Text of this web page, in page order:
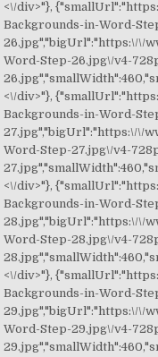
<\/div>"},
Backgrounds-in-Word-
26.jpg","bigUrl":"https:\/\/
Word-Step-26.jpg\/v4-
<\/div>"},
Backgrounds-in-Word-
27.jpg","bigUrl":"https:\/\/
Word-Step-27.jpg\/v4-
<\/div>"},
Backgrounds-in-Word-
28.jpg","bigUrl":"https:\/\/
Word-Step-28.jpg\/v4-
<\/div>"},
Backgrounds-in-Word-
29.jpg","bigUrl":"https:\/\/
Word-Step-29.jpg\/v4-